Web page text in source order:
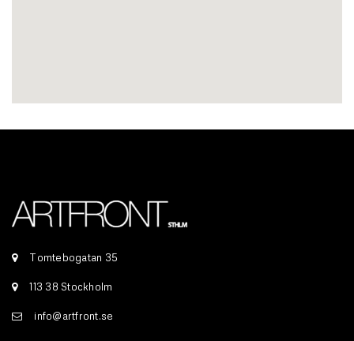
Tomtebogatan 35
113 38 Stockholm
info@artfront.se